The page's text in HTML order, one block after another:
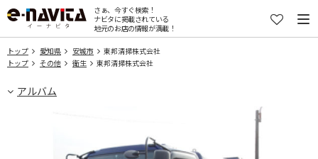
さぁ、今すぐ検索！
ナビタに掲載されている
地元のお店の情報が満載！
トップ 愛知県 安城市
東邦清掃株式会社
トップ
その他 衛生 東邦清掃株式会社
アルバム